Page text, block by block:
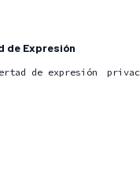
de Expresión
de expresión